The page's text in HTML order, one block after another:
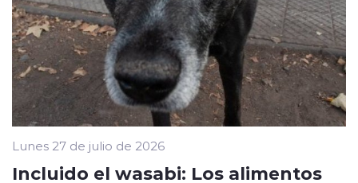
Lunes 27 de julio de 2026
Incluido el wasabi: Los alimentos